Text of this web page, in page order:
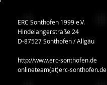
ERC Sonthofen 1999 e.V.
Hindelangerstraße 24
D-87527 Sonthofen / Allgäu
http://www.erc-sonthofen.de
onlineteam(at)erc-sonthofen.de